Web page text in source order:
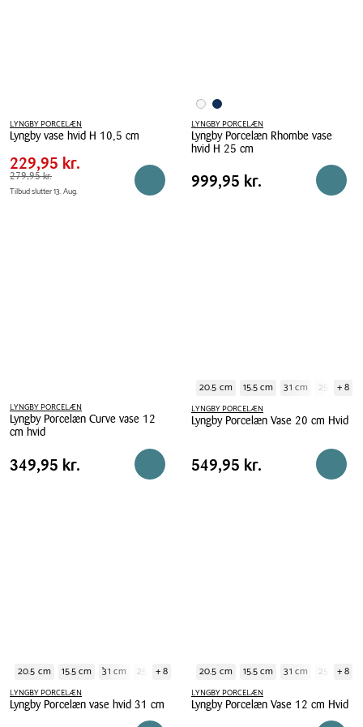
LYNGBY PORCELÆN
Lyngby vase hvid H 10,5 cm
Lyngby
vase
hvid
Pris
Pris
229,95 kr.
Spar
50,00 kr.
Førpris
229,95 kr.
279,95 kr.
Tilbud slutter 13. Aug. Reservér i butik
LYNGBY PORCELÆN
Lyngby Porcelæn Rhombe vase
hvid H 25 cm
Lyngby
Porcelæn
Pris
Pris 999,95 kr.
999,95 kr.
LYNGBY PORCELÆN
Lyngby Porcelæn Curve vase 12
cm hvid
Lyngby
Porcelæn
Pris
Pris 349,95 kr.
349,95 kr. Reservér i butik
20.5 cm 15.5 cm 31 cm 25 cm+ 8
LYNGBY PORCELÆN
Lyngby Porcelæn Vase 20 cm Hvid
Porcelæn
Pris
Pris 549,95 kr.
549,95 kr.
20.5 cm 15.5 cm 31 cm 25 cm 20 cm 15 cm 20.5 cm
+ 8
LYNGBY PORCELÆN
Lyngby Porcelæn vase hvid 31 cm
20.5 cm 15.5 cm 31 cm 25 cm+ 8
LYNGBY PORCELÆN
Lyngby Porcelæn Vase 12 cm Hvid